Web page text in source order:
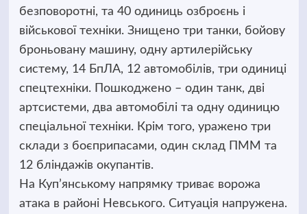
безповоротні, та 40 одиниць озброєнь і
військової техніки. Знищено три танки, бойову
броньовану машину, одну артилерійську
систему, 14 БпЛА, 12 автомобілів, три одиниці
спецтехніки. Пошкоджено – один танк, дві
артсистеми, два автомобілі та одну одиницю
спеціальної техніки. Крім того, уражено три
склади з боєприпасами, один склад ПММ та
12 бліндажів окупантів.
На Куп’янському напрямку триває ворожа
атака в районі Невського. Ситуація напружена.